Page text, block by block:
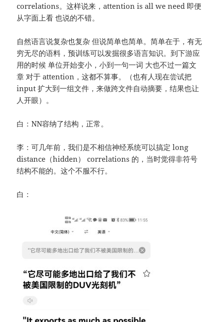
correlations。这样说来，attention is all we need 即便
从字面上看 也说的不错。
自然语言说复杂也复杂 但说简单也简单。简单在于，有无
穷无尽的语料，预训练可以发掘很多语言知识。到下游应
用的时候 单位开始变小，小到一句一词 大也不过一篇文
章 对于 attention，这都不算事。（也有人现在尝试把
input 扩大到一组文件，来做跨文件自动摘要，结果也让
人开眼）。
白：NN容纳了结构，正常。
李：可几年前，我们是不相信神经系统可以搞定 long
distance（hidden） correlations 的，当时觉得非符号
结构不能的。这个不服不行。
白：